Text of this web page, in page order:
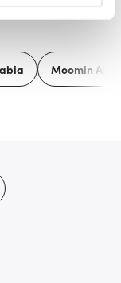
annonserna
tycker om. Det
och göraMoomin